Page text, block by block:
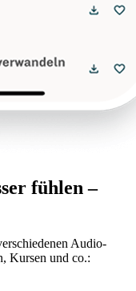
fühlen –
Audio-
Kursen und co.: